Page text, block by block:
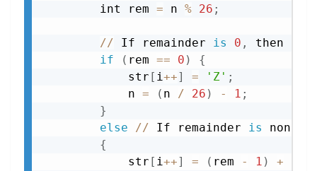
        int rem
= n % 26 ;
// If remainder is 0 , then a
if
( rem == 0 )
{
            str
[ i++] = 'Z' ;
            n
= ( n / 26 ) - 1 ;
}
else
// If remainder is non
{
            str
[ i++] = ( rem - 1 ) +